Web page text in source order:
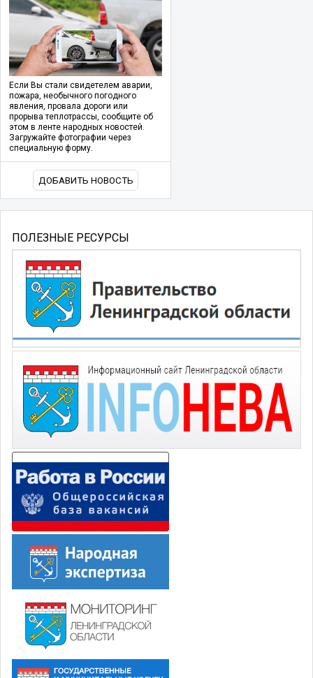
Если Вы стали свидетелем аварии,
пожара, необычного погодного
явления, провала дороги или
прорыва теплотрассы, сообщите об
этом в ленте народных новостей.
Загружайте фотографии через
специальную форму.
ДОБАВИТЬ НОВОСТЬ
ПОЛЕЗНЫЕ РЕСУРСЫ